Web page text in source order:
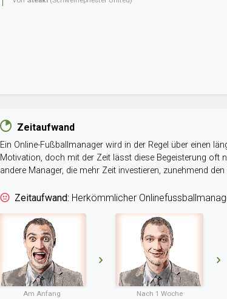
Zeitaufwand
Ein Online-Fußballmanager wird in der Regel über einen
Motivation, doch mit der Zeit lässt diese Begeisterung oft
andere Manager, die mehr Zeit investieren, zunehmend
Zeitaufwand: Herkömmlicher
Am Anfang Nach 1 Woche